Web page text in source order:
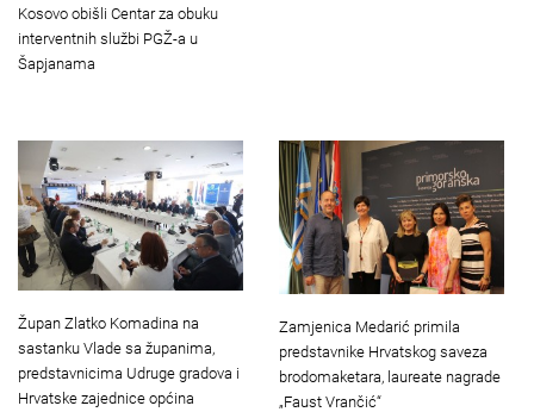
Kosovo obišli Centar za obuku
interventnih službi PGŽ-a u
Šapjanama
Župan Zlatko Komadina na
sastanku Vlade sa županima,
predstavnicima Udruge gradova i
Hrvatske zajednice općina
Zamjenica Medarić primila
predstavnike Hrvatskog saveza
brodomaketara, laureate nagrade
„Faust Vrančić“